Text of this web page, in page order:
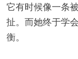
它有时候像一条
扯。而她终于学
衡。